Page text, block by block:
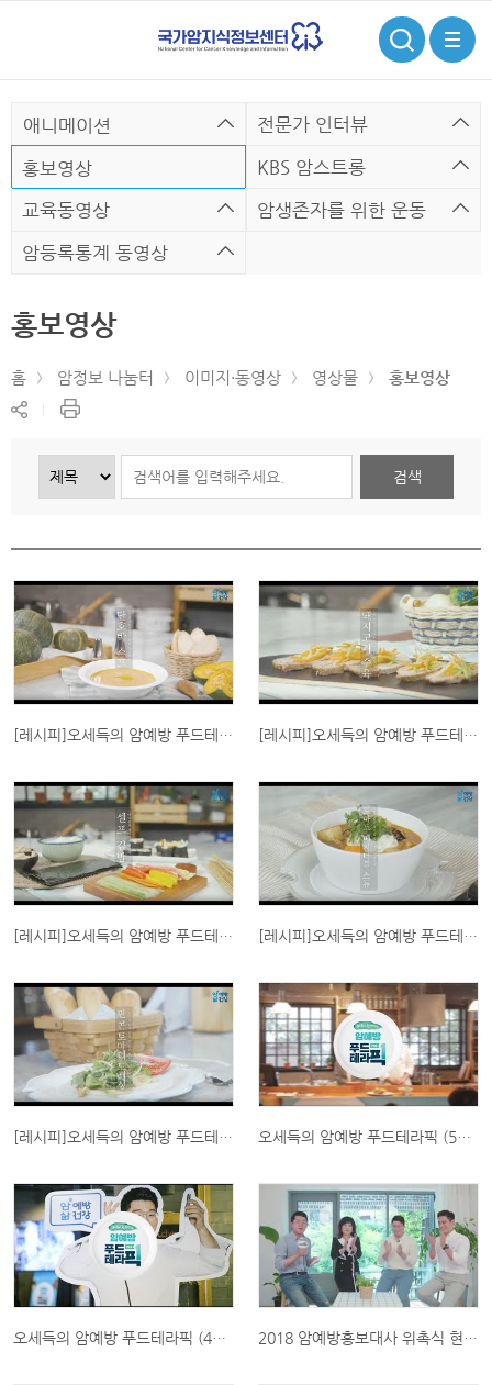
검
색
전
체
메
뉴
애니메이션
전문가 인터뷰
홍보영상
KBS 암스트롱
교육동영상
암생존자를 위한 운동
암등록통계 동영상
홍보영상
홈 암정보 나눔터 이미지·동영상 영상물 홍보영상
공
현
페
이
지
인
[레시피]오세득의 암예방 푸드테라픽_단호박 스프 [레시피]오세득의 암예방 푸드테라픽_돼지고기 수육
[레시피]오세득의 암예방 푸드테라픽_셀프김밥 [레시피]오세득의 암예방 푸드테라픽_토마토 베지터블 스튜
[레시피]오세득의 암예방 푸드테라픽_판콘토마테 드레싱 오세득의 암예방 푸드테라픽 (5min ver)
오세득의 암예방 푸드테라픽 (40sec ver) 2018 암예방홍보대사 위촉식 현장! 홍보대사 인터뷰 ^^